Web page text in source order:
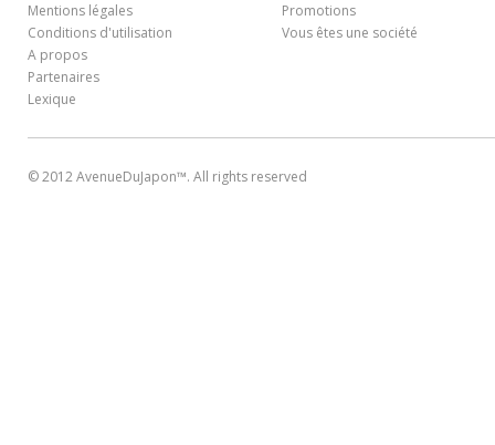
Mentions légales
Conditions d'utilisation
A propos
Partenaires
Lexique
Promotions
Vous êtes une société
© 2012 AvenueDuJapon™. All rights reserved